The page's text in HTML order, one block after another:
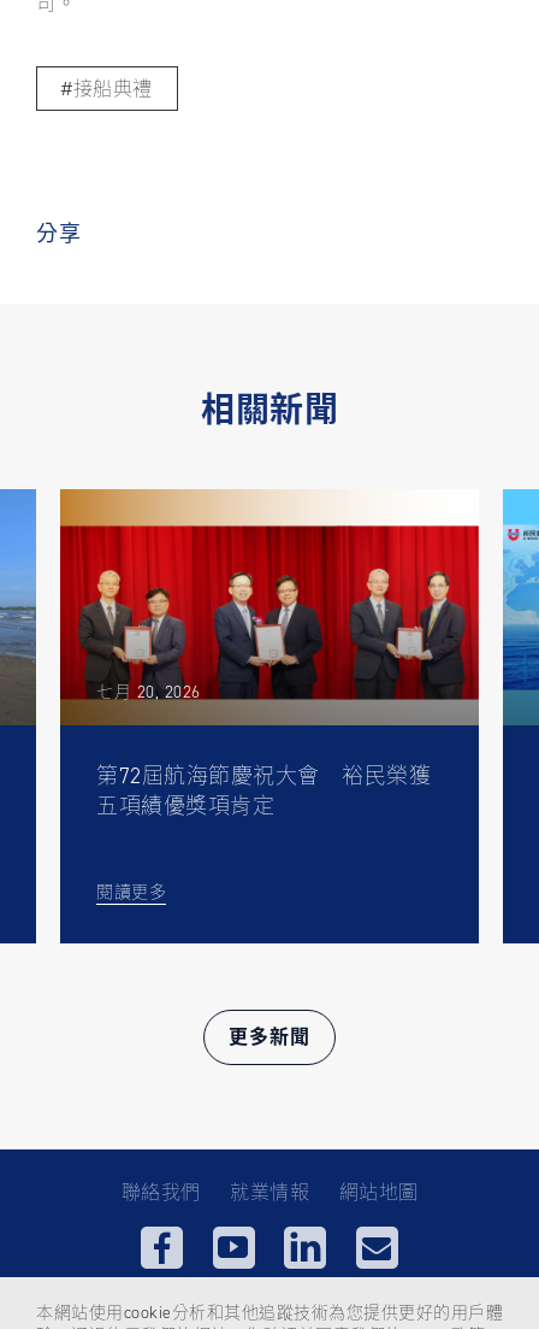
接船典禮
分享
相關新聞
七月 20, 2026
第72屆航海節慶祝大會 裕民榮獲
五項績優獎項肯定
閱讀更多
更多新聞
聯絡我們 就業情報 網站地圖
本網站使用cookie分析和其他追蹤技術為您提供更好的用戶體